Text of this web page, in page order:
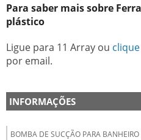
Para saber mais sobre
plástico
Ligue para 11 Array ou
por email.
INFORMAÇÕES
BOMBA DE SUCÇÃO PARA